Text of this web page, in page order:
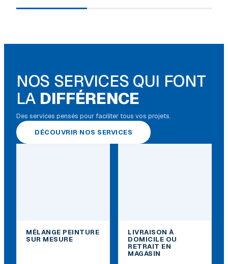
NOS SERVICES QUI FONT
LA DIFFÉRENCE
Des services pensés pour faciliter tous vos projets.
DÉCOUVRIR NOS SERVICES
MÉLANGE PEINTURE
SUR MESURE
LIVRAISON À
DOMICILE OU
RETRAIT EN
MAGASIN